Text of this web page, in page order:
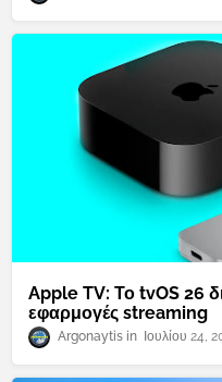
Apple TV: Το tvOS 26
εφαρμογές streaming
Argonaytis Ιουλίου 24,